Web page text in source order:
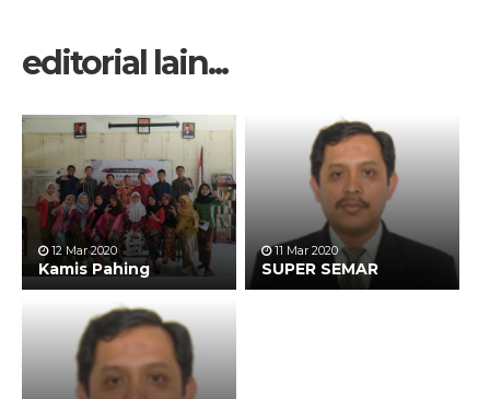
editorial lain...
12 Mar 2020
Kamis Pahing
11 Mar 2020
SUPER SEMAR